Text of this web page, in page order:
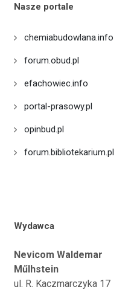
Nasze portale
chemiabudowlana.info
forum.obud.pl
efachowiec.info
portal-prasowy.pl
opinbud.pl
forum.bibliotekarium.pl
Wydawca
Nevicom Waldemar
Műlhstein
ul. R. Kaczmarczyka 17